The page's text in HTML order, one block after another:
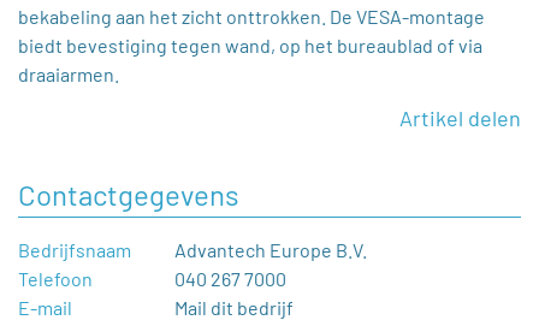
bekabeling aan het zicht onttrokken. De VESA-montage
biedt bevestiging tegen wand, op het bureaublad of via
draaiarmen.
Artikel delen
Contactgegevens
Bedrijfsnaam
Advantech Europe B.V.
Telefoon
040 267 7000
E-mail
Mail dit bedrijf